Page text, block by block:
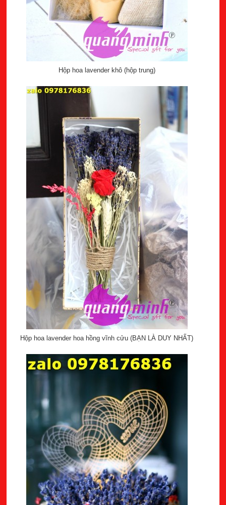
Hộp hoa lavender khô (hộp trung)
Hộp hoa lavender hoa hồng vĩnh cửu (BẠN LÀ DUY NHẤT)